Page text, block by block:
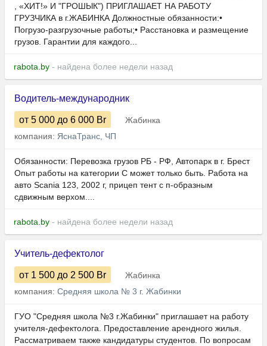
, «ХИТ!» И "ГРОШЫК") ПРИГЛАШАЕТ НА РАБОТУ
ГРУЗЧИКА в г.ЖАБИНКА Должностные обязанности:•
Погрузо-разгрузочные работы;• Расстановка и размещение
грузов. Гарантии для каждого...
rabota.by - найдена более недели назад
Водитель-международник
от 5 000 до 6 000 Br
Жабинка
компания: ЯснаТранс, ЧП
Обязанности: Перевозка грузов РБ - РФ, Автопарк в г. Брест
Опыт работы на категории C может только быть. Работа на
авто Scania 123, 2002 г, прицеп тент с п-образным
сдвижным верхом....
rabota.by - найдена более недели назад
Учитель-дефектолог
от 1 500 до 2 500 Br
Жабинка
компания: Средняя школа № 3 г. Жабинки
ГУО "Средняя школа №3 г.Жабинки" приглашает на работу
учителя-дефектолога. Предоставление арендного жилья.
Рассматриваем также кандидатуры студентов. По вопросам